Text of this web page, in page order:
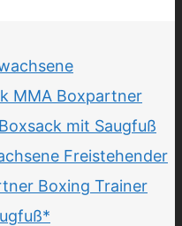
Freistehender
Boxing Trainer